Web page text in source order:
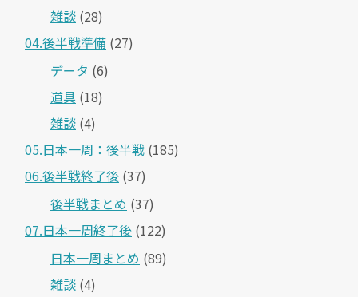
雑談 (28)
04.後半戦準備 (27)
データ (6)
道具 (18)
雑談 (4)
05.日本一周：後半戦 (185)
06.後半戦終了後 (37)
後半戦まとめ (37)
07.日本一周終了後 (122)
日本一周まとめ (89)
雑談 (4)